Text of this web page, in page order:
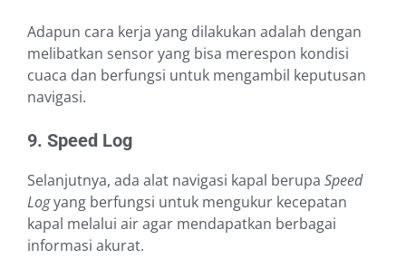
Adapun cara kerja yang dilakukan adalah dengan
melibatkan sensor yang bisa merespon kondisi
cuaca dan berfungsi untuk mengambil keputusan
navigasi.
9. Speed Log
Selanjutnya, ada alat navigasi kapal berupa Speed
Logyang berfungsi untuk mengukur kecepatan
kapal melalui air agar mendapatkan berbagai
informasi akurat.